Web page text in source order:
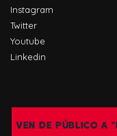
Instagram
Twitter
Youtube
Linkedin
VEN DE PÚBLICO A